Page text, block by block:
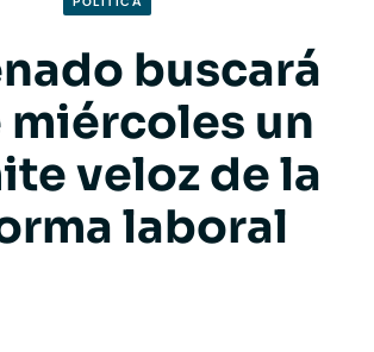
buscará
miércoles un
veloz de la
laboral